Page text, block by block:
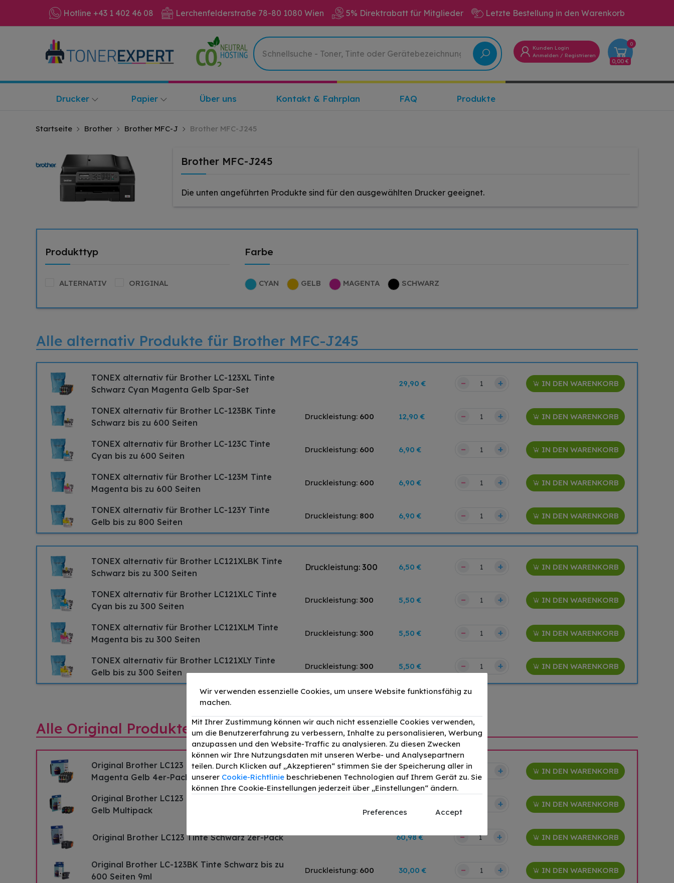
Hotline +43 1 402 46 08 Lerchenfelderstraße 78-80 1080 Wien 5% Direktrabatt für Mitglieder Letzte Bestellung in den Warenkorb
Kunden Login
Anmelden / Registrieren
0
0,00 €
Drucker Papier Über uns Kontakt & Fahrplan FAQ Produkte
Startseite Brother Brother MFC-J Brother MFC-J245
Brother MFC-J245
Die unten angeführten Produkte sind für den ausgewählten Drucker geeignet.
Produkttyp
ALTERNATIV ORIGINAL
Farbe
CYAN GELB MAGENTA SCHWARZ
Alle alternativ Produkte für Brother MFC-J245
TONEX alternativ für Brother LC-123XL Tinte
Schwarz Cyan Magenta Gelb Spar-Set
29,90 € – + IN DEN WARENKORB
TONEX alternativ für Brother LC-123BK Tinte
Schwarz bis zu 600 Seiten
Druckleistung: 600 12,90 € – + IN DEN WARENKORB
TONEX alternativ für Brother LC-123C Tinte
Cyan bis zu 600 Seiten
Druckleistung: 600 6,90 € – + IN DEN WARENKORB
TONEX alternativ für Brother LC-123M Tinte
Magenta bis zu 600 Seiten
Druckleistung: 600 6,90 € – + IN DEN WARENKORB
TONEX alternativ für Brother LC-123Y Tinte
Gelb bis zu 800 Seiten
Druckleistung: 800 6,90 € – + IN DEN WARENKORB
TONEX alternativ für Brother LC121XLBK Tinte
Schwarz bis zu 300 Seiten
Druckleistung:300 6,50 € – + IN DEN WARENKORB
TONEX alternativ für Brother LC121XLC Tinte
Cyan bis zu 300 Seiten
Druckleistung:300 5,50 € – + IN DEN WARENKORB
TONEX alternativ für Brother LC121XLM Tinte
Magenta bis zu 300 Seiten
Druckleistung:300 5,50 € – + IN DEN WARENKORB
TONEX alternativ für Brother LC121XLY Tinte
Gelb bis zu 300 Seiten
Druckleistung:300 5,50 € – + IN DEN WARENKORB
Alle Original Produkte für Brother MFC-J245
Original Brother LC123 Tinte Schwarz Cyan
Magenta Gelb 4er-Pack
83,81 € – + IN DEN WARENKORB
Original Brother LC123 Tinte Cyan Magenta
Gelb Multipack
+ IN DEN WARENKORB
Original Brother LC123 Tinte Schwarz 2er-Pack 60,98 € – + IN DEN WARENKORB
Original Brother LC-123BK Tinte Schwarz bis zu
600 Seiten 9ml
Druckleistung: 600 30,00 € – + IN DEN WARENKORB
Wir verwenden essenzielle Cookies, um unsere Website funktionsfähig zu
machen.
Mit Ihrer Zustimmung können wir auch nicht essenzielle Cookies verwenden,
um die Benutzererfahrung zu verbessern, Inhalte zu personalisieren, Werbung
anzupassen und den Website-Traffic zu analysieren. Zu diesen Zwecken
können wir Ihre Nutzungsdaten mit unseren Werbe- und Analysepartnern
teilen. Durch Klicken auf „Akzeptieren“ stimmen Sie der Speicherung aller in
unserer Cookie-Richtlinie beschriebenen Technologien auf Ihrem Gerät zu. Sie
können Ihre Cookie-Einstellungen jederzeit über „Einstellungen“ ändern.
Preferences Accept